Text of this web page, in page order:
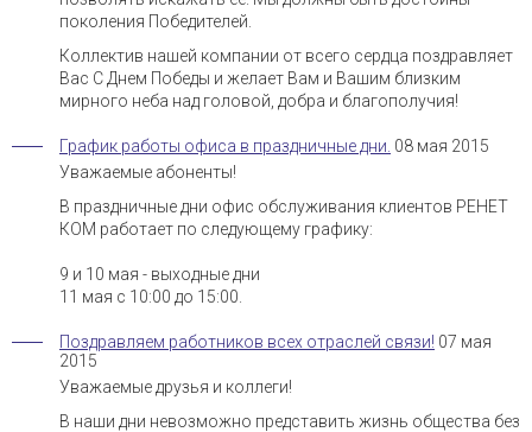
поколения Победителей.
Коллектив нашей компании от всего сердца поздравляет
Вас С Днем Победы и желает Вам и Вашим близким
мирного неба над головой, добра и благополучия!
График работы офиса в праздничные дни. 08 мая 2015
Уважаемые абоненты!
В праздничные дни офис обслуживания клиентов РЕНЕТ
КОМ работает по следующему графику:
9 и 10 мая - выходные дни
11 мая с 10:00 до 15:00.
Поздравляем работников всех отраслей связи! 07 мая
2015
Уважаемые друзья и коллеги!
В наши дни невозможно представить жизнь общества без